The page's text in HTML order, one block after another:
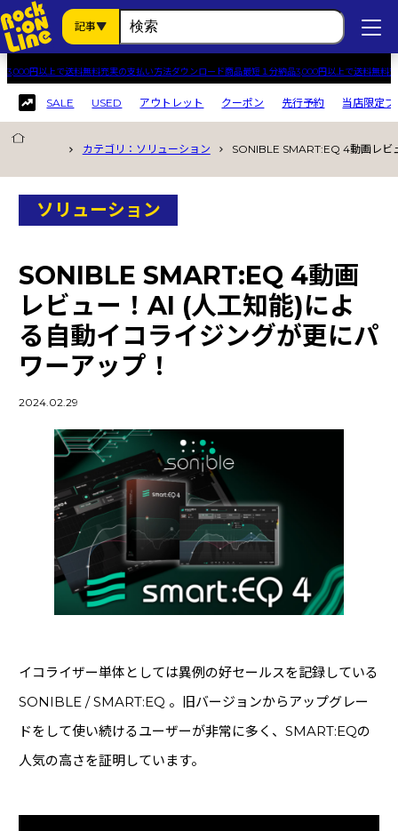
記事
記事カテゴリから探す
ソリューション
パラダイス
キャンペーン
ニュース
製品カテゴリから探す
ライブ・PA機材
(19)
マイク(54)
DAWソフト
Pro Tools
(22)
アカデミック版(1)
Rock oN Demand (24Hメール納品)
(22)
3,000円以上で送料無料充実の支払い方法ダウンロード商品最短１分納品3,000円以上で送料無料
SALE USED アウトレット クーポン 先行予約 当店限定
カテゴリ：ソリューション SONIBLE SMART:EQ 4動画レビ
ソリューション
SONIBLE SMART:EQ 4動画
レビュー！AI (人工知能)によ
る自動イコライジングが更にパ
ワーアップ！
2024.02.29
イコライザー単体としては異例の好セールスを記録している
SONIBLE / SMART:EQ 。旧バージョンからアップグレー
ドをして使い続けるユーザーが非常に多く、SMART:EQの
人気の高さを証明しています。